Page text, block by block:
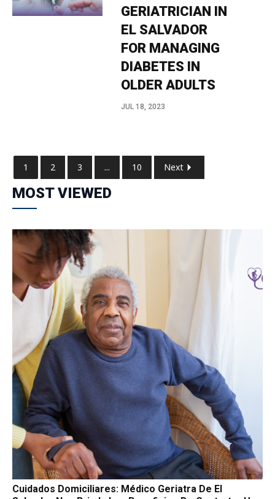
GERIATRICIAN IN
EL SALVADOR
FOR MANAGING
DIABETES IN
OLDER ADULTS
JUL 18, 2023
1 2 3 ... 10 Next
MOST VIEWED
Cuidados Domiciliares: Médico Geriatra De El